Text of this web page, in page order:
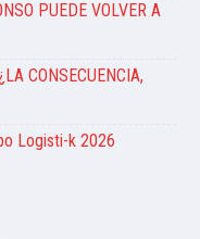
PUEDE VOLVER A
CONSECUENCIA,
Logisti-k 2026